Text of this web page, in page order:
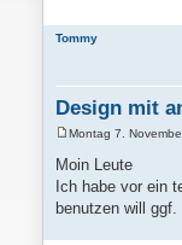
Tommy
Design mit
i
t
a
Montag 7.
Moin Leute
Ich habe vor ein
benutzen will